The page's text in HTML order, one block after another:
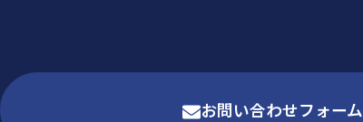
お問い合わせフォーム